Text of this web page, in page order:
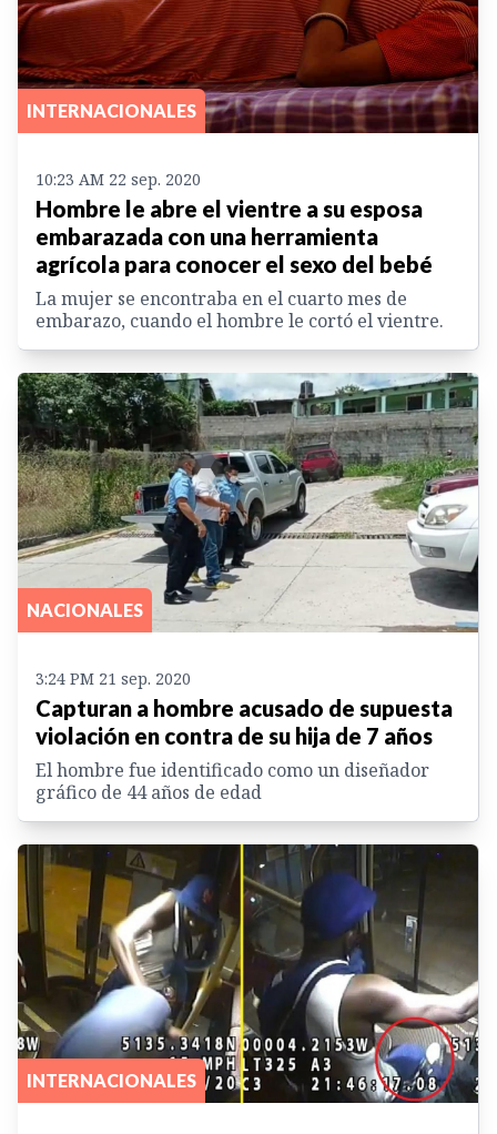
INTERNACIONALES
10:23 AM 22 sep. 2020
Hombre le abre el vientre a su esposa
embarazada con una herramienta
agrícola para conocer el sexo del bebé
La mujer se encontraba en el cuarto mes de
embarazo, cuando el hombre le cortó el vientre.
NACIONALES
3:24 PM 21 sep. 2020
Capturan a hombre acusado de supuesta
violación en contra de su hija de 7 años
El hombre fue identificado como un diseñador
gráfico de 44 años de edad
INTERNACIONALES